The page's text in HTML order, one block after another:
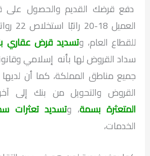
دفع قرضك القديم والحصول على
للقطاع العام، وتسديد قرض عقاري
سداد القروض لها بأنه إسلامي
جميع مناطق المملكة، كما أن
القروض والتحويل من بنك إلى
المتعثرة بسمة، وتسديد تعثرات
الخدمات،